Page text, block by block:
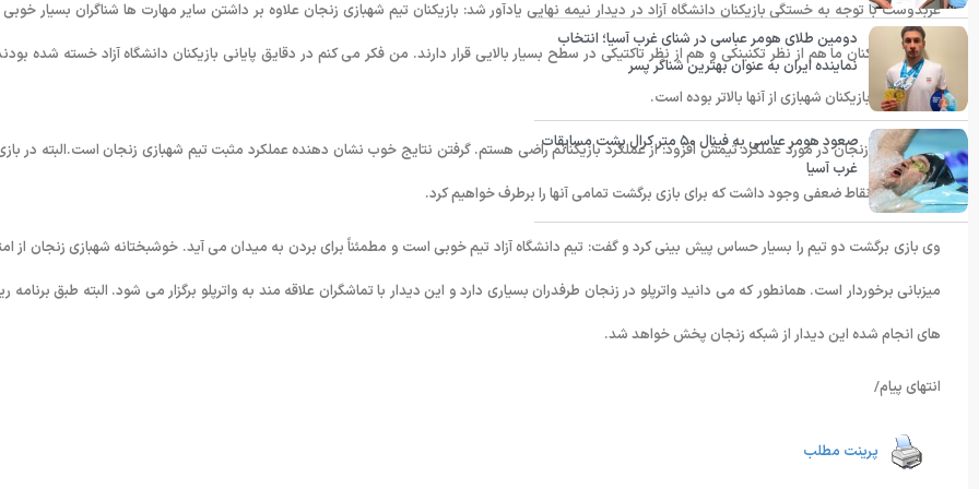
عربدوست با توجه به خستگی بازیکنان دانشگاه آزاد در دیدار نیمه نهایی یادآور شد: بازیکنان تیم شهبازی زنجان علاوه بر داشتن سایر مهارت ها شناگران بسیار خوبی
هستند .بازیکنان ما هم از نظر تکنینکی و هم از نظر تاکتیکی در سطح بسیار بالایی قرار دارند. من فکر می کنم در دقایق پایانی بازیکنان دانشگاه آزاد خسته شده
قدرت بدنی بازیکنان شهبازی از آنها بالاتر بوده است.
سرمربی تیم زنجان در مورد عملکرد تیمش افزود: از عملکرد بازیکنانم راضی هستم. گرفتن نتایج خوب نشان دهنده عملکرد مثبت تیم شهبازی زنجان است.البته در
دانشگاه آزاد نقاط ضعفی وجود داشت که برای بازی برگشت تمامی آنها را برطرف خواهیم کرد.
وی بازی برگشت دو تیم را بسیار حساس پیش بینی کرد و گفت: تیم دانشگاه آزاد تیم خوبی است و مطمئناً برای بردن به میدان می آید. خوشبختانه شهبازی زنجان از
میزبانی برخوردار است. همانطور که می دانید واترپلو در زنجان طرفدران بسیاری دارد و این دیدار با تماشگران علاقه مند به واترپلو برگزار می شود. البته طبق برنامه
های انجام شده این دیدار از شبکه زنجان پخش خواهد شد.
انتهای پیام/
پرینت مطلب
دومین طلای هومر عباسی در شنای غرب آسیا؛ انتخاب
نماینده ایران به عنوان بهترین شناگر پسر
صعود هومر عباسی به فینال ۵۰ متر کرال پشت مسابقات
غرب آسیا